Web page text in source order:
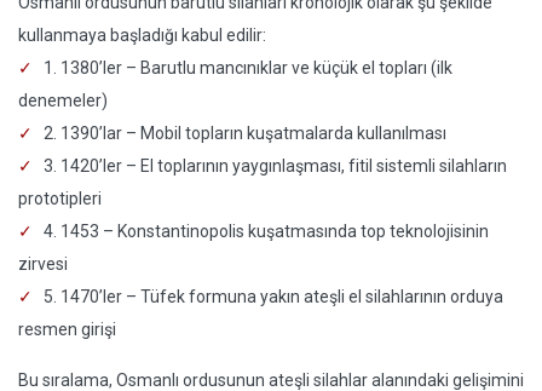
kullanmaya başladığı kabul edilir:
1. 1380’ler – Barutlu mancınıklar ve küçük el topları (ilk
denemeler)
2. 1390’lar – Mobil topların kuşatmalarda kullanılması
3. 1420’ler – El toplarının yaygınlaşması, fitil sistemli silahların
prototipleri
4. 1453 – Konstantinopolis kuşatmasında top teknolojisinin
zirvesi
5. 1470’ler – Tüfek formuna yakın ateşli el silahlarının orduya
resmen girişi
Bu sıralama, Osmanlı ordusunun ateşli silahlar alanındaki gelişimini